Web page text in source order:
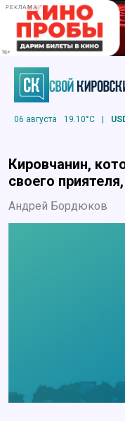
РЕКЛАМА
06 августа 19.10°C |
Кировчанин,
своего
Андрей Бордюков